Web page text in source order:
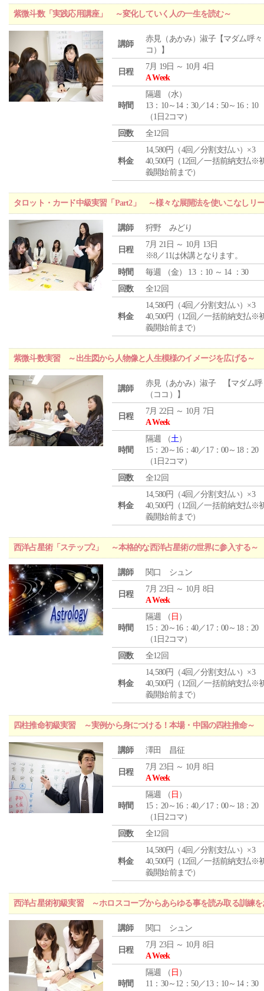
紫微斗数「実践応用講座」 ～変化していく人の一生を読む～
講師
赤見（あかみ）淑子【マダム呼々
コ）】
日程
7月 19日 ～ 10月 4日
A Week
時間
隔週 （水）
13：10～14：30／14：50～16：10
（1日2コマ）
回数
全12回
料金
14,580円（4回／分割支払い）×3
40,500円（12回／一括前納支払※
義開始前まで）
タロット・カード中級実習「Part2」 ～様々な展開法を使いこなしリ
講師 狩野 みどり
日程
7月 21日 ～ 10月 13日
※8／11は休講となります。
時間
毎週 （金） 13 ：10 ～ 14 ：30
回数
全12回
料金
14,580円（4回／分割支払い）×3
40,500円（12回／一括前納支払※
義開始前まで）
紫微斗数実習 ～出生図から人物像と人生模様のイメージを広げる～
講師
赤見（あかみ）淑子 【マダム呼
（ココ）】
日程
7月 22日 ～ 10月 7日
A Week
時間
隔週 （土）
15：20～16：40／17：00～18：20
（1日2コマ）
回数
全12回
料金
14,580円（4回／分割支払い）×3
40,500円（12回／一括前納支払※
義開始前まで）
西洋占星術「ステップ2」 ～本格的な西洋占星術の世界に参入する～
講師 関口 シュン
日程
7月 23日 ～ 10月 8日
A Week
時間
隔週 （ 日 ）
15：20～16：40／17：00～18：20
（1日2コマ）
回数
全12回
料金
14,580円（4回／分割支払い）×3
40,500円（12回／一括前納支払※
義開始前まで）
四柱推命初級実習 ～実例から身につける！本場・中国の四柱推命～
講師 澤田 昌征
日程
7月 23日 ～ 10月 8日
A Week
時間
隔週 （ 日 ）
15：20～16：40／17：00～18：20
（1日2コマ）
回数
全12回
料金
14,580円（4回／分割支払い）×3
40,500円（12回／一括前納支払※
義開始前まで）
西洋占星術初級実習 ～ホロスコープからあらゆる事を読み取る訓練を
講師 関口 シュン
日程
7月 23日 ～ 10月 8日
A Week
時間
隔週 （ 日 ）
11：30～12：50／13：10～14：30